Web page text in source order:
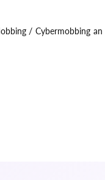
/ Cybermobbing an